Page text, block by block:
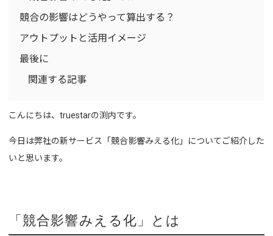
競合の影響はどうやって算出する？
アウトプットと活用イメージ
最後に
関連する記事
こんにちは、truestarの渕内です。
今日は弊社の新サービス「競合影響みえる化」についてご紹介した
いと思います。
「競合影響みえる化」とは